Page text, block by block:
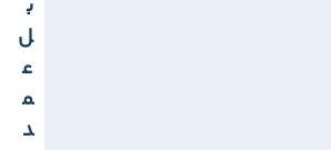
ب
ل
ع
م
د